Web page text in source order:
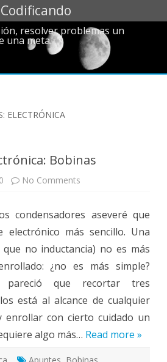
resolver problemas un
una meta.
ELECTRÓNICA
Bobinas
No Comments
Bobinas
condensadores aseveré que
electrónico más sencillo. Una
no inductancia) no es más
¿no es más simple?
pareció que recortar tres
está al alcance de cualquier
enrollar con cierto cuidado un
algo más… Read more »